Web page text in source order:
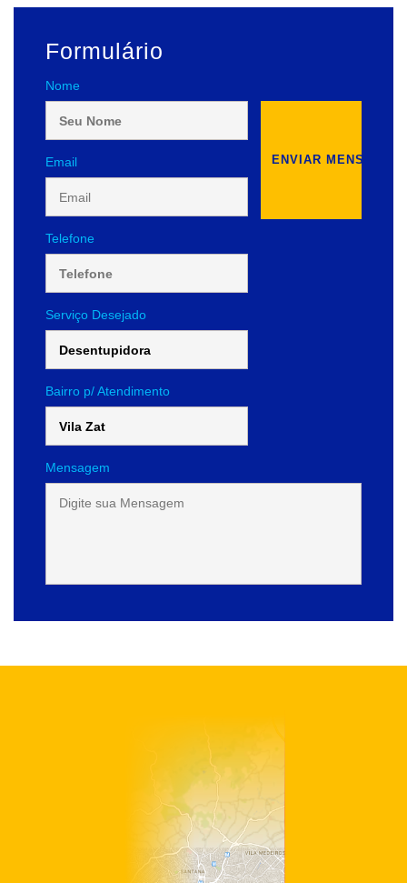
Formulário
Nome
Email
Telefone
Serviço Desejado
Bairro p/ Atendimento
Mensagem